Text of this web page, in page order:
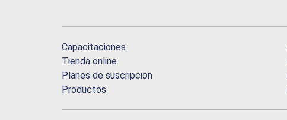
Capacitaciones
Tienda online
Planes de suscripción
Productos